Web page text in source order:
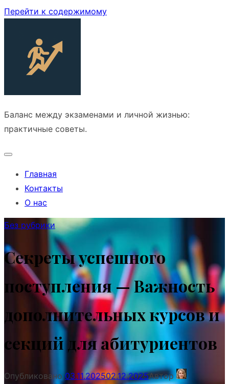
Перейти к содержимому
Баланс между экзаменами и личной жизнью:
практичные советы.
Главная
Контакты
О нас
Без рубрики
Секреты успешного
поступления — Важность
дополнительных курсов и
секций для абитуриентов
Опубликовано 03.11.202502.12.2025Автор